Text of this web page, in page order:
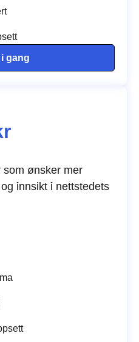
gang
som ønsker mer
innsikt i nettstedets